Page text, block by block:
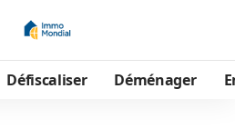
Défiscaliser Déménager